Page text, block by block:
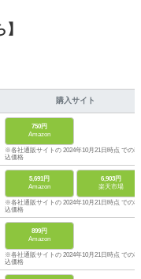
購入サイト
750円
Amazon
※各社通販サイトの 2024年10月21日時点 での税
込価格
5,691円
Amazon
6,903円
楽天市場
※各社通販サイトの 2024年10月21日時点 での税
込価格
899円
Amazon
※各社通販サイトの 2024年10月21日時点 での税
込価格